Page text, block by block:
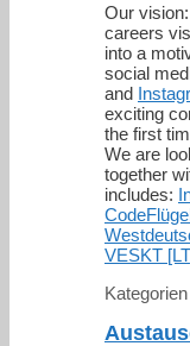
Our
careers
into a
social
and
exciting
the first
We are
together
includes:
VESKT
Kategorien